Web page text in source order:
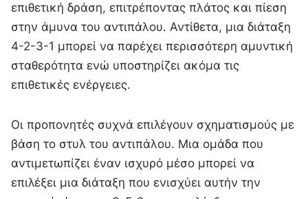
επιθετική δράση, επιτρέποντας πλάτος και πίεση
στην άμυνα του αντιπάλου. Αντίθετα, μια διάταξη
4-2-3-1 μπορεί να παρέχει περισσότερη αμυντική
σταθερότητα ενώ υποστηρίζει ακόμα τις
επιθετικές ενέργειες.
Οι προπονητές συχνά επιλέγουν σχηματισμούς με
βάση το στυλ του αντιπάλου. Μια ομάδα που
αντιμετωπίζει έναν ισχυρό μέσο μπορεί να
επιλέξει μια διάταξη που ενισχύει αυτήν την